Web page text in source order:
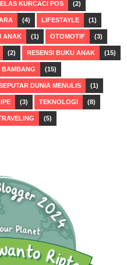
KURCACI POS (2)
(4) LIFESTAYLE (1)
ANAK (1) OTOMOTIF (3)
(2) RESENSI BUKU ANAK (15)
BAMBANG (15)
DUNIA MENULIS (1)
(3) TEKNOLOGI (8)
(5)